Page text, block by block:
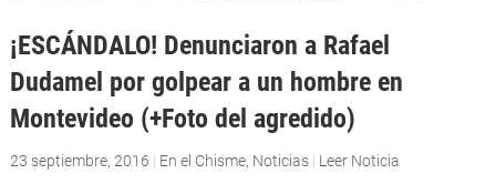
¡ESCÁNDALO! Denunciaron a Rafael
Dudamel por golpear a un hombre en
Montevideo (+Foto del agredido)
23 septiembre, 2016 | En el Chisme, Noticias | Leer Noticia